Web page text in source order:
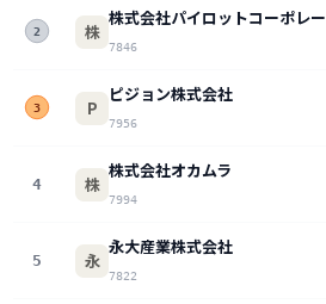
2 株
株式会社パイロットコーポレ
7846
3 P
ピジョン株式会社
7956
4 株
株式会社オカムラ
7994
5 永
永大産業株式会社
7822